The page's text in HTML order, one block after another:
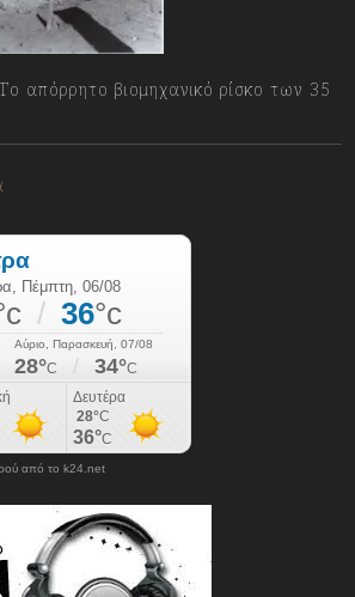
απόρρητο βιομηχανικό ρίσκο των 35
από το k24.net